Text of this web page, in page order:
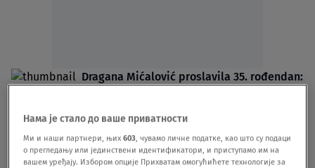
Dragana Mićalović proslavila 35. rođendan:
SHOWBIZ 03.03.
"Ja ću te čuvati zauvek": Dragana Mićalović
poslala cveće Milici Pavlović u hotelsku
Нама је стало до ваше приватности
Ми и наши партнери, њих603, чувамо личне податке, као што су подаци
о прегледању или јединствени идентификатори, и приступамо им на
вашем уређају. Избором опције Прихватам омогућићете технологије за